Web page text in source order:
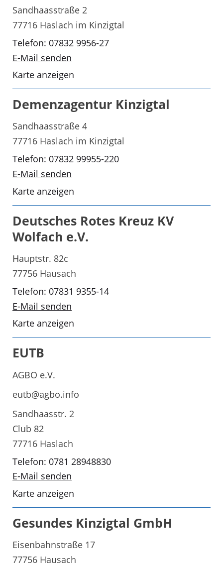
Sandhaasstraße 2
77716 Haslach im Kinzigtal
Telefon: 07832 9956-27
E-Mail senden
Karte anzeigen
Demenzagentur Kinzigtal
Sandhaasstraße 4
77716 Haslach im Kinzigtal
Telefon: 07832 99955-220
E-Mail senden
Karte anzeigen
Deutsches Rotes Kreuz KV
Wolfach e.V.
Hauptstr. 82c
77756 Hausach
Telefon: 07831 9355-14
E-Mail senden
Karte anzeigen
EUTB
AGBO e.V.
eutb@agbo.info
Sandhaasstr. 2
Club 82
77716 Haslach
Telefon: 0781 28948830
E-Mail senden
Karte anzeigen
Gesundes Kinzigtal GmbH
Eisenbahnstraße 17
77756 Hausach